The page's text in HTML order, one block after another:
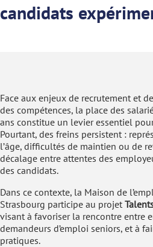
candidats
Face aux enjeux de recrutement et
des compétences, la place des
ans constitue un levier essentiel
Pourtant, des freins persistent :
l’âge, difficultés de maintien ou de
décalage entre attentes des
des candidats.
Dans ce contexte, la Maison de
Strasbourg participe au projet
visant à favoriser la rencontre entre
demandeurs d’emploi seniors, et à
pratiques.